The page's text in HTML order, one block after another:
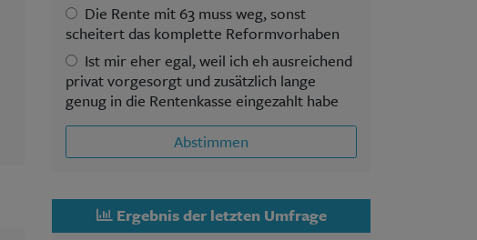
Die Rente mit 63 muss weg, sonst
scheitert das komplette Reformvorhaben
Ist mir eher egal, weil ich eh ausreichend
privat vorgesorgt und zusätzlich lange
genug in die Rentenkasse eingezahlt habe
Abstimmen
Ergebnis der letzten Umfrage